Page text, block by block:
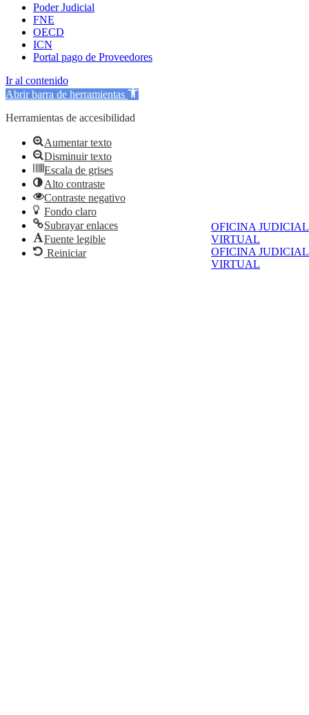
OFICINA JUDICIAL
VIRTUAL
OFICINA JUDICIAL
VIRTUAL
Poder Judicial
FNE
OECD
ICN
Portal pago de Proveedores
Ir al contenido
Abrir barra de herramientas
Herramientas de accesibilidad
Aumentar texto
Disminuir texto
Escala de grises
Alto contraste
Contraste negativo
Fondo claro
Subrayar enlaces
Fuente legible
Reiniciar